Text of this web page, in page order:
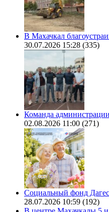
В Махачкал
30.07.2026 15:28 (335)
Команда
02.08.2026 11:00 (271)
Социальный фонд
28.07.2026 10:59 (192)